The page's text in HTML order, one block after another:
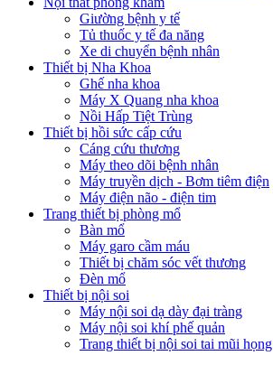
Giường bệnh y tế
Tủ thuốc y tế đa năng
Xe di chuyển bệnh nhân
Thiết bị Nha Khoa
Ghế nha khoa
Máy X Quang nha khoa
Nồi Hấp Tiệt Trùng
Thiết bị hồi sức cấp cứu
Cáng cứu thương
Máy theo dõi bệnh nhân
Máy truyền dịch - Bơm tiêm điện
Máy điện não - điện tim
Trang thiết bị phòng mổ
Bàn mổ
Máy garo cầm máu
Thiết bị chăm sóc vết thương
Đèn mổ
Thiết bị nội soi
Máy nội soi dạ dày đại tràng
Máy nội soi khí phế quản
Trang thiết bị nội soi tai mũi họng